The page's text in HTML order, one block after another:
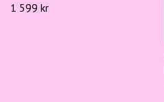
1 599 kr